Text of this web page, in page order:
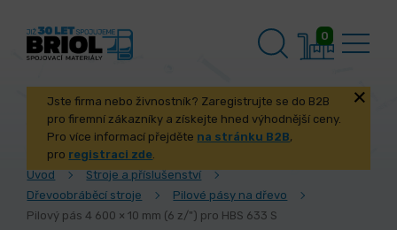
0
Jste firma nebo živnostník? Zaregistrujte se do B2B
pro firemní zákazníky a získejte hned výhodnější ceny.
Pro více informací přejděte na stránku B2B,
pro registraci zde.
Úvod
Stroje a příslušenství
Dřevoobráběcí stroje
Pilové pásy na dřevo
Pilový pás 4 600 × 10 mm (6 z/") pro HBS 633 S